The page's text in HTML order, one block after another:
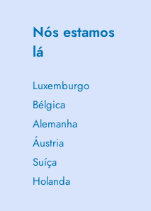
Nós estamos
lá
Luxemburgo
Bélgica
Alemanha
Áustria
Suíça
Holanda